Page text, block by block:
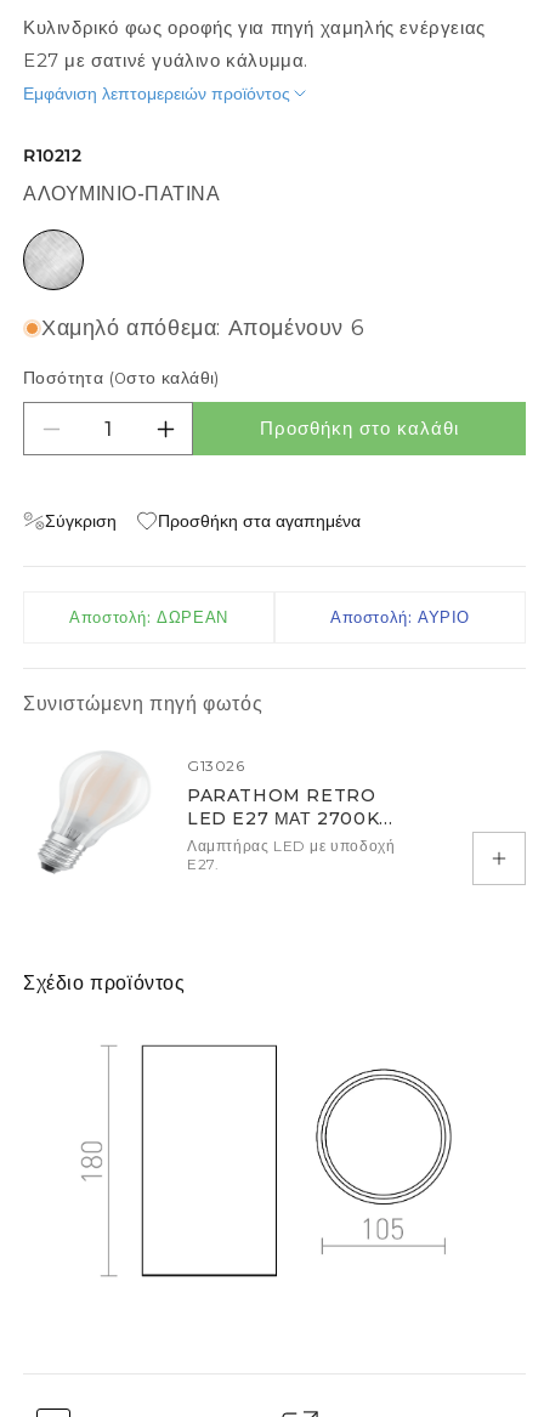
Κυλινδρικό φως οροφής για πηγή χαμηλής ενέργειας
E27 με σατινέ γυάλινο κάλυμμα.
Εμφάνιση λεπτομερειών προϊόντος
R10212
ΑΛΟΥΜΊΝΙΟ-ΠΑΤΊΝΑ
αλουμίνιο-πατίνα
Χαμηλό απόθεμα: Απομένουν 6
Ποσότητα (0στο καλάθι)
Μείωση ποσότητας για MEA ΚΥΛΙΝΔΡΙΚΟ
Αύξηση ποσότητας για MEA
Προσθήκη στο καλάθι
Σύγκριση Προσθήκη στα αγαπημένα
Αποστολή: ΔΩΡΕΑΝ Αποστολή: ΑΥΡΙΟ
Συνιστώμενη πηγή φωτός
G13026
PARATHOM RETRO
LED E27 ΜΑΤ 2700K
DIMM
Λαμπτήρας LED με υποδοχή
E27.
Σχέδιο προϊόντος